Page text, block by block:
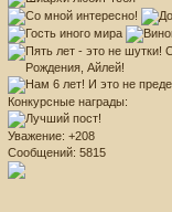
Конкурсные награды:
Уважение: +208
Сообщений: 5815